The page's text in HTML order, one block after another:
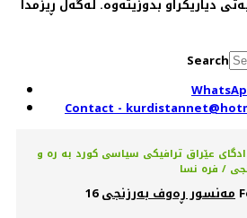
Search
Contact -
عێراق ترافیکی سیاسی کورد بە رە و
/ فرە نسا
مەنسور ڕەوف بەرزنجی